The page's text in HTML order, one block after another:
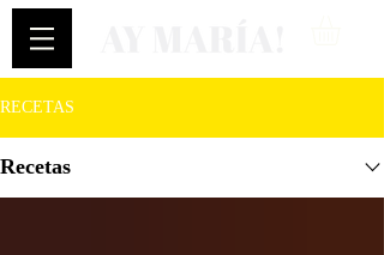
RECETAS
Recetas